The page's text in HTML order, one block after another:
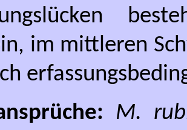
im mittleren
M.